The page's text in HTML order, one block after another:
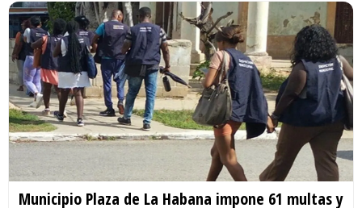
Municipio Plaza de La Habana impone 61 multas y